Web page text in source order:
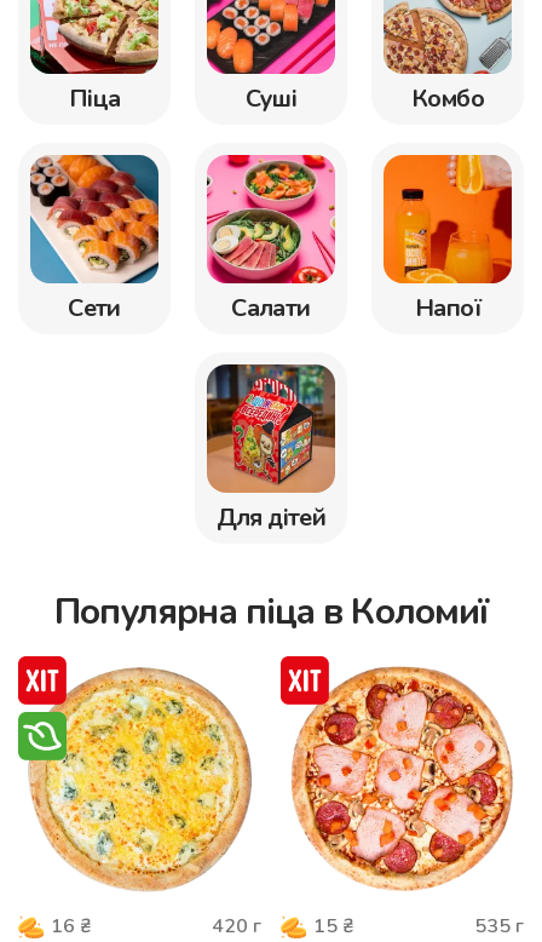
Піца Суші Комбо
Сети Салати Напої
Для дітей
Популярна піца в Коломиї
16 ₴ 420 г 15 ₴ 535 г